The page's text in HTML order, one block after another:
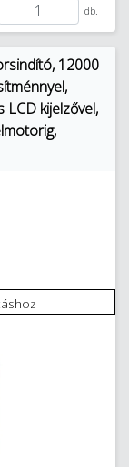
db.
12000
LCD kijelzővel,